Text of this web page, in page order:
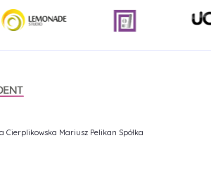
Cierplikowska Mariusz Pelikan Spółka